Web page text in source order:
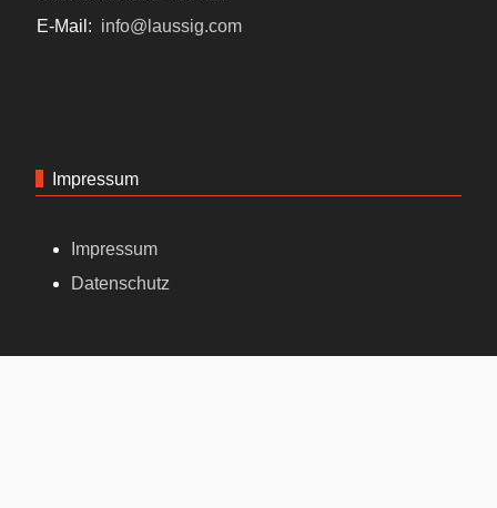
E-Mail: info@laussig.com
Impressum
Impressum
Datenschutz